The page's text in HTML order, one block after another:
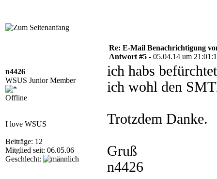
n4426
WSUS Junior Member
Offline
I love WSUS
Beiträge: 12
Mitglied seit: 06.05.06
Geschlecht:
Re: E-Mail Benachrichtigung
Antwort #5 - 05.04.14 um
ich habs
ich wohl den
Trotzdem Danke.
Gruß
n4426